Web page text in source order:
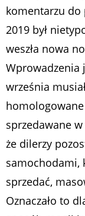
komentarzu do
2019 był
weszła nowa
Wprowadzenia
września
sprzedawane
że dilerzy
samochodami,
sprzedać,
Oznaczało to